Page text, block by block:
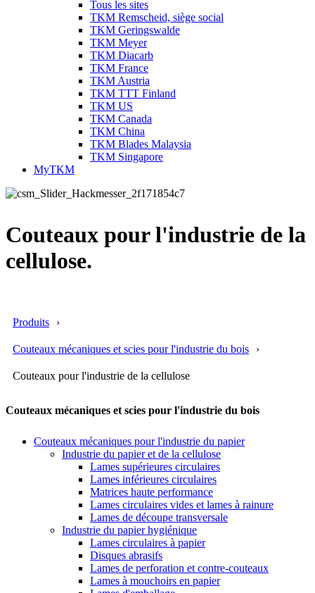
Tous les sites
TKM Remscheid, siège social
TKM Geringswalde
TKM Meyer
TKM Diacarb
TKM France
TKM Austria
TKM TTT Finland
TKM US
TKM Canada
TKM China
TKM Blades Malaysia
TKM Singapore
MyTKM
Couteaux pour l'industrie de la
cellulose.
Produits
Couteaux mécaniques et scies pour l'industrie du bois
Couteaux pour l'industrie de la cellulose
Couteaux mécaniques et scies pour l'industrie du bois
Couteaux mécaniques pour l'industrie du papier
Industrie du papier et de la cellulose
Lames supérieures circulaires
Lames inférieures circulaires
Matrices haute performance
Lames circulaires vides et lames à rainure
Lames de découpe transversale
Industrie du papier hygiénique
Lames circulaires à papier
Disques abrasifs
Lames de perforation et contre-couteaux
Lames à mouchoirs en papier